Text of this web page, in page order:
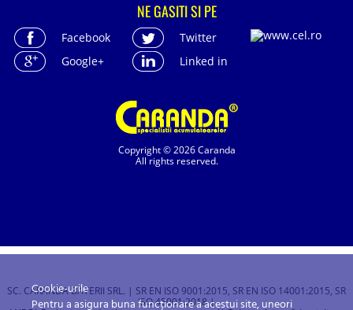
Copyright © 2026 Caranda
All rights reserved.
NE GASITI SI PE
Facebook
Twitter
Google+
Linked in
SC. CARANDA BATERII SRL. | SR EN ISO 9001:2015, SR EN ISO 14001:2015, SR
ISO 45001:2018 |
Cookie-urile
Pentru a asigura buna funcționare a acestui site, uneori